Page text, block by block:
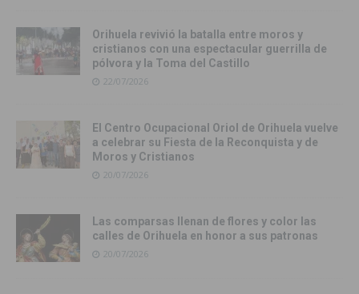
Orihuela revivió la batalla entre moros y
cristianos con una espectacular guerrilla de
pólvora y la Toma del Castillo
22/07/2026
El Centro Ocupacional Oriol de Orihuela vuelve
a celebrar su Fiesta de la Reconquista y de
Moros y Cristianos
20/07/2026
Las comparsas llenan de flores y color las
calles de Orihuela en honor a sus patronas
20/07/2026